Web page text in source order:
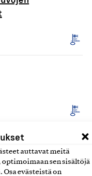
auttavat meitä
sen sisältöjä
evästeistä on